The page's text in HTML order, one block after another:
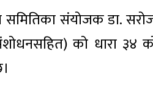
संयोजक डा.
को धारा ३४